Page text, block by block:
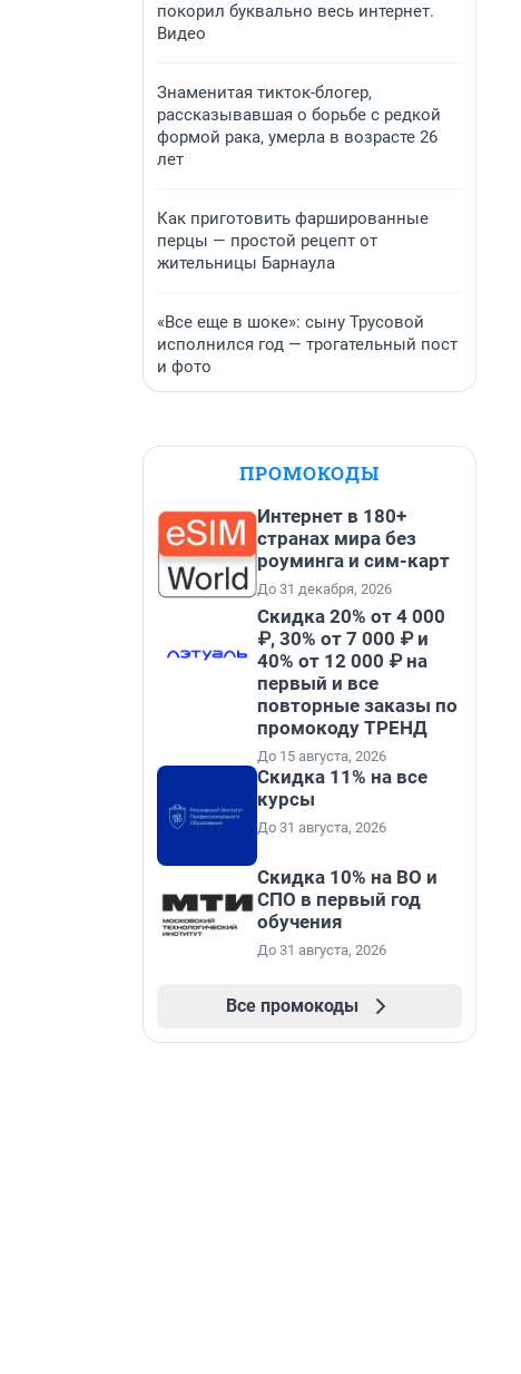
покорил буквально весь интернет.
Видео
Знаменитая тикток-блогер,
рассказывавшая о борьбе с редкой
формой рака, умерла в возрасте 26
лет
Как приготовить фаршированные
перцы — простой рецепт от
жительницы Барнаула
«Все еще в шоке»: сыну Трусовой
исполнился год — трогательный пост
и фото
ПРОМОКОДЫ
Интернет в 180+
странах мира без
роуминга и сим-карт
До 31 декабря, 2026
Скидка 20% от 4 000
₽, 30% от 7 000 ₽ и
40% от 12 000 ₽ на
первый и все
повторные заказы по
промокоду ТРЕНД
До 15 августа, 2026
Скидка 11% на все
курсы
До 31 августа, 2026
Скидка 10% на ВО и
СПО в первый год
обучения
До 31 августа, 2026
Все промокоды